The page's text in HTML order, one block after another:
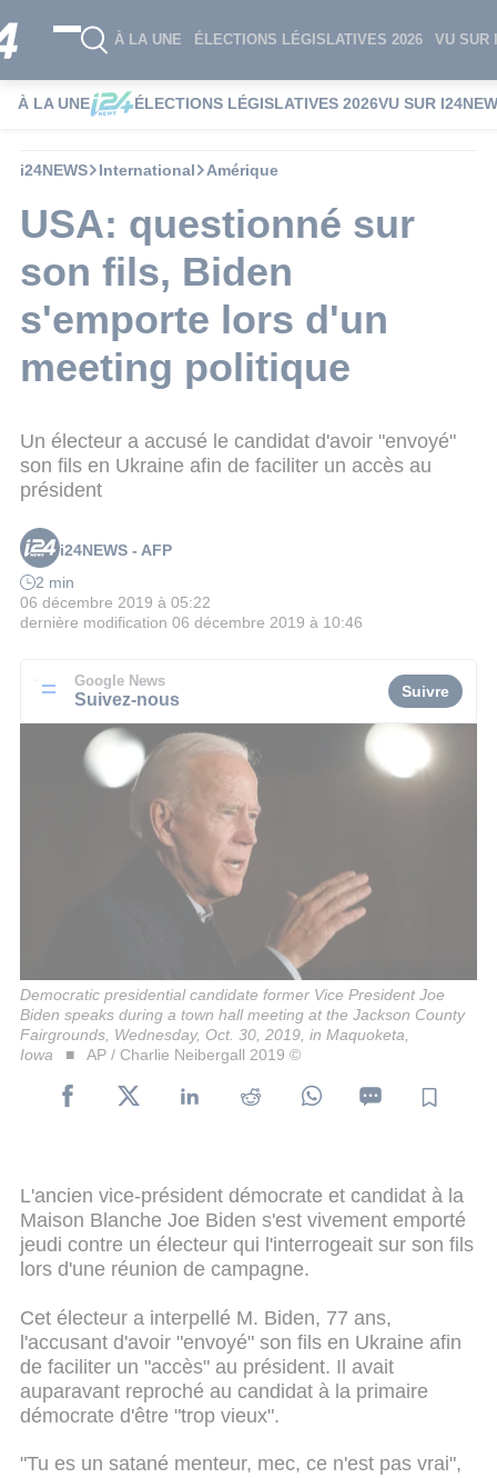
À LA UNE ÉLECTIONS LÉGISLATIVES 2026 VU SUR
À LA UNE ÉLECTIONS LÉGISLATIVES 2026VU SUR
i24NEWS International Amérique
USA: questionné sur
son fils, Biden
s'emporte lors d'un
meeting politique
Un électeur a accusé le candidat d'avoir "envoyé"
son fils en Ukraine afin de faciliter un accès au
président
i24NEWS - AFP
2 min
06 décembre 2019 à 05:22
dernière modification 06 décembre 2019 à 10:46
Google News
Suivez-nous Suivre
Democratic presidential candidate former Vice President Joe
Biden speaks during a town hall meeting at the Jackson County
Fairgrounds, Wednesday, Oct. 30, 2019, in Maquoketa,
Iowa
AP / Charlie Neibergall 2019 ©
L'ancien vice-président démocrate et candidat à la
Maison Blanche Joe Biden s'est vivement emporté
jeudi contre un électeur qui l'interrogeait sur son fils
lors d'une réunion de campagne.
Cet électeur a interpellé M. Biden, 77 ans,
l'accusant d'avoir "envoyé" son fils en Ukraine afin
de faciliter un "accès" au président. Il avait
auparavant reproché au candidat à la primaire
démocrate d'être "trop vieux".
"Tu es un satané menteur, mec, ce n'est pas vrai",